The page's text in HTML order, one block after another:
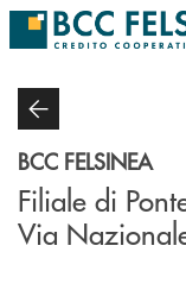
Salta al contenuto
BCC FELSINEA
Filiale di
Via